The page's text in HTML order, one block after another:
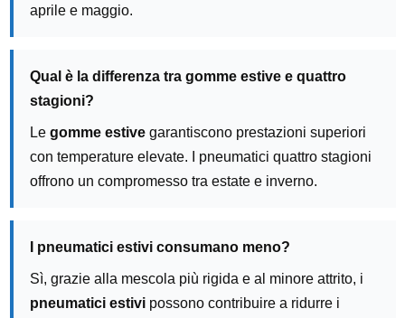
aprile e maggio.
Qual è la differenza tra gomme estive e quattro
stagioni?
Le gomme estivegarantiscono prestazioni superiori
con temperature elevate. I pneumatici quattro stagioni
offrono un compromesso tra estate e inverno.
I pneumatici estivi consumano meno?
Sì, grazie alla mescola più rigida e al minore attrito, i
pneumatici estivipossono contribuire a ridurre i